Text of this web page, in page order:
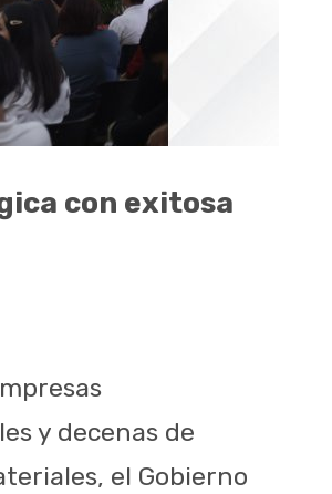
con exitosa
y decenas de
el Gobierno